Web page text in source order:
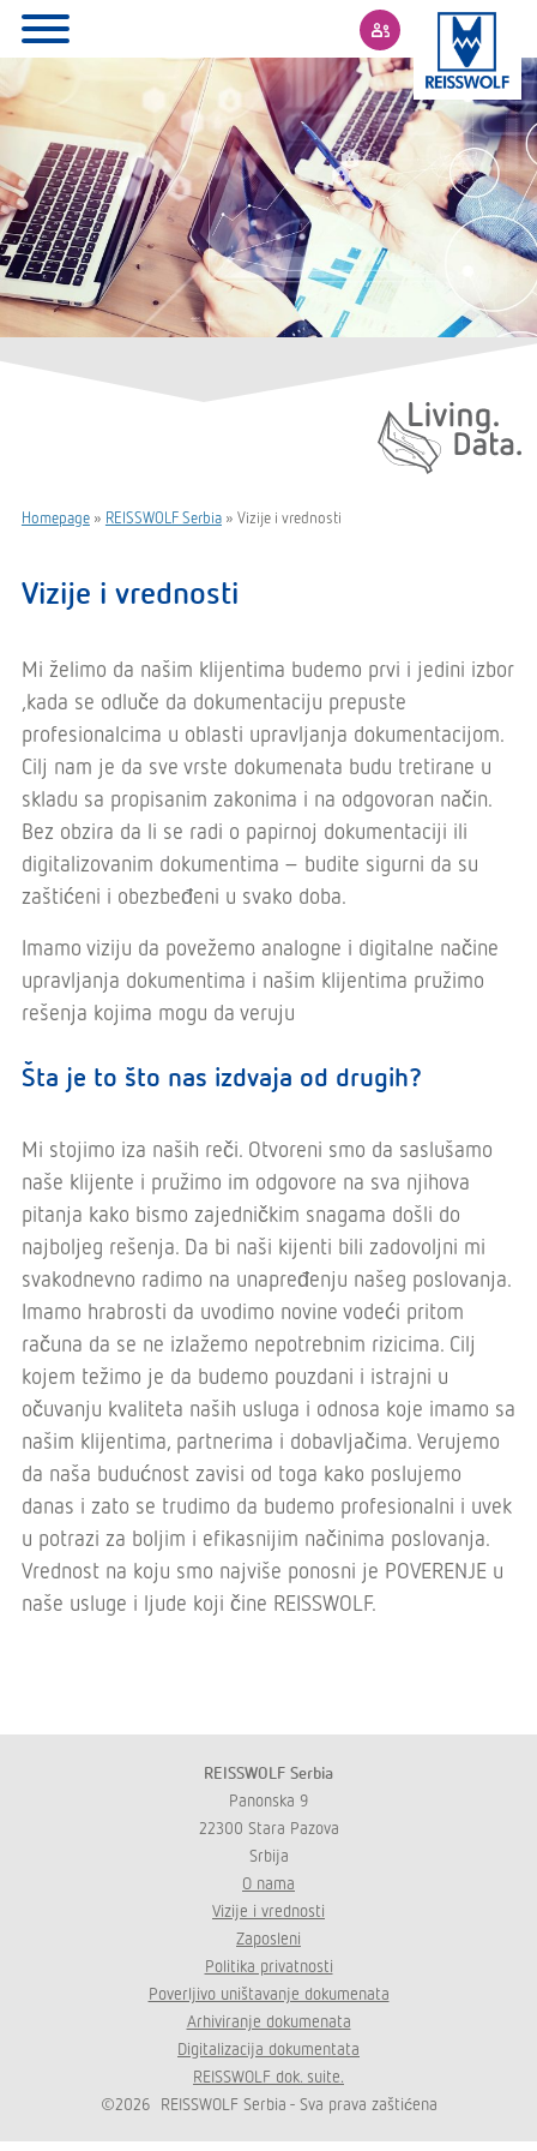
Homepage» REISSWOLF Serbia» Vizije i vrednosti
Vizije i vrednosti
Mi želimo da našim klijentima budemo prvi i jedini izbor
,kada se odluče da dokumentaciju prepuste
profesionalcima u oblasti upravljanja dokumentacijom.
Cilj nam je da sve vrste dokumenata budu tretirane u
skladu sa propisanim zakonima i na odgovoran način.
Bez obzira da li se radi o papirnoj dokumentaciji ili
digitalizovanim dokumentima – budite sigurni da su
zaštićeni i obezbeđeni u svako doba.
Imamo viziju da povežemo analogne i digitalne načine
upravljanja dokumentima i našim klijentima pružimo
rešenja kojima mogu da veruju
Šta je to što nas izdvaja od drugih?
Mi stojimo iza naših reči. Otvoreni smo da saslušamo
naše klijente i pružimo im odgovore na sva njihova
pitanja kako bismo zajedničkim snagama došli do
najboljeg rešenja. Da bi naši kijenti bili zadovoljni mi
svakodnevno radimo na unapređenju našeg poslovanja.
Imamo hrabrosti da uvodimo novine vodeći pritom
računa da se ne izlažemo nepotrebnim rizicima. Cilj
kojem težimo je da budemo pouzdani i istrajni u
očuvanju kvaliteta naših usluga i odnosa koje imamo sa
našim klijentima, partnerima i dobavljačima. Verujemo
da naša budućnost zavisi od toga kako poslujemo
danas i zato se trudimo da budemo profesionalni i uvek
u potrazi za boljim i efikasnijim načinima poslovanja.
Vrednost na koju smo najviše ponosni je POVERENJE u
naše usluge i ljude koji čine REISSWOLF.
REISSWOLF Serbia
Panonska 9
22300 Stara Pazova
Srbija
O nama
Vizije i vrednosti
Zaposleni
Politika privatnosti
Poverljivo uništavanje dokumenata
Arhiviranje dokumenata
Digitalizacija dokumentata
REISSWOLF dok. suite.
©2026 REISSWOLF Serbia - Sva prava zaštićena